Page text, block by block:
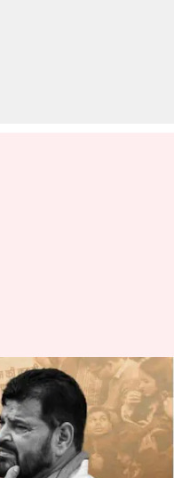
కూడా రెడీ: